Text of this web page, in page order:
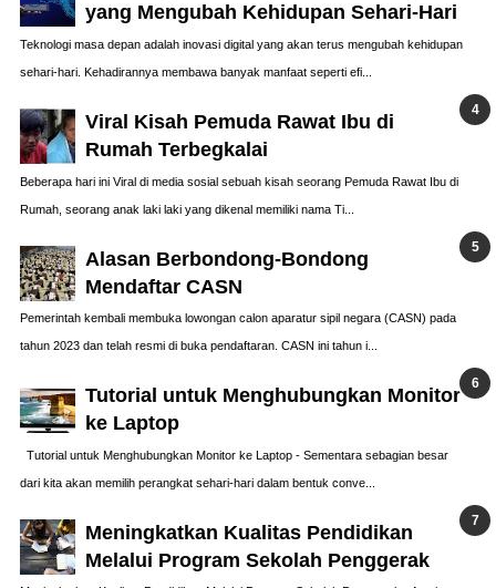
yang Mengubah Kehidupan Sehari-Hari
Teknologi masa depan adalah inovasi digital yang akan terus mengubah kehidupan
sehari-hari. Kehadirannya membawa banyak manfaat seperti efi...
Viral Kisah Pemuda Rawat Ibu di
Rumah Terbegkalai
Beberapa hari ini Viral di media sosial sebuah kisah seorang Pemuda Rawat Ibu di
Rumah, seorang anak laki laki yang dikenal memiliki nama Ti...
Alasan Berbondong-Bondong
Mendaftar CASN
Pemerintah kembali membuka lowongan calon aparatur sipil negara (CASN) pada
tahun 2023 dan telah resmi di buka pendaftaran. CASN ini tahun i...
Tutorial untuk Menghubungkan Monitor
ke Laptop
Tutorial untuk Menghubungkan Monitor ke Laptop - Sementara sebagian besar
dari kita akan memilih perangkat sehari-hari dalam bentuk conve...
Meningkatkan Kualitas Pendidikan
Melalui Program Sekolah Penggerak